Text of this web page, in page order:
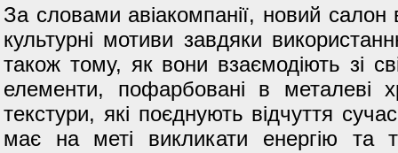
За словами авіакомпанії, новий салон
культурні мотиви завдяки
також тому, як вони взаємодіють зі
елементи, пофарбовані в металеві
текстури, які поєднують відчуття
має на меті викликати енергію та